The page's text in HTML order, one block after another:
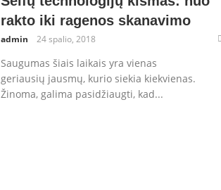
rakto iki ragenos skanavimo
admin 24 spalio, 2018
Saugumas šiais laikais yra vienas
geriausių jausmų, kurio siekia kiekvienas.
Žinoma, galima pasidžiaugti, kad...